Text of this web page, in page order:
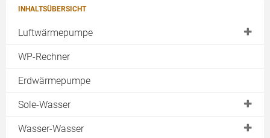
INHALTSÜBERSICHT
Luftwärmepumpe
Außenaufstellung
Abluftwärmepumpe
WP-Rechner
Erdwärmepumpe
Sole-Wasser
Erdreich
Wasser-Wasser